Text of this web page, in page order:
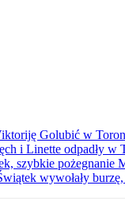
Golubić w
i Linette odpadły w
szybkie pożegnanie
wywołały